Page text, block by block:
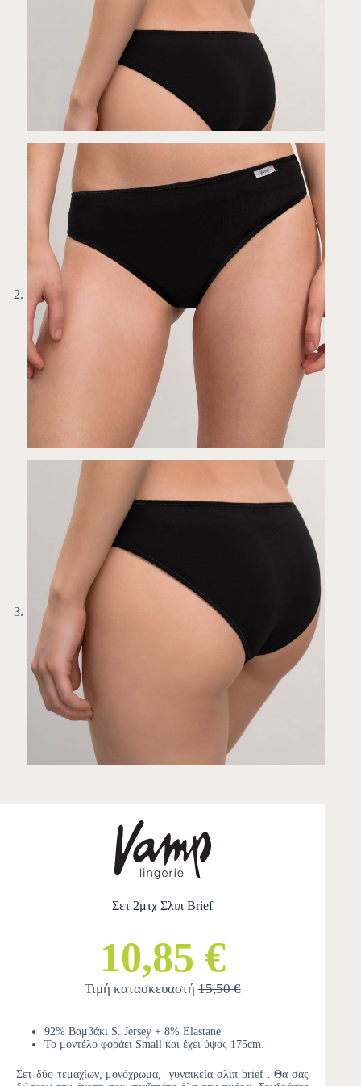
Σετ 2μτχ Σλιπ Brief
10,85 €
Τιμή κατασκευαστή15,50 €
92% Βαμβάκι S. Jersey + 8% Elastane
Το μοντέλο φοράει Small και έχει ύψος 175cm.
Σετ δύο τεμαχίων, μονόχρωμα, γυναικεία σλιπ brief . Θα σας